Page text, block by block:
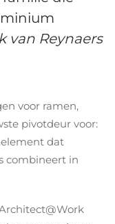
van Reynaers
voor ramen,
pivotdeur voor:
dat
combineert in